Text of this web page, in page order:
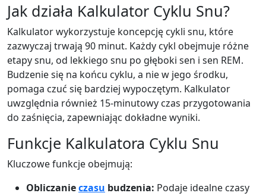
Jak działa Kalkulator Cyklu Snu?
Kalkulator wykorzystuje koncepcję cykli snu, które
zazwyczaj trwają 90 minut. Każdy cykl obejmuje różne
etapy snu, od lekkiego snu po głęboki sen i sen REM.
Budzenie się na końcu cyklu, a nie w jego środku,
pomaga czuć się bardziej wypoczętym. Kalkulator
uwzględnia również 15-minutowy czas przygotowania
do zaśnięcia, zapewniając dokładne wyniki.
Funkcje Kalkulatora Cyklu Snu
Kluczowe funkcje obejmują:
Obliczanieczasu budzenia: Podaje idealne czasy